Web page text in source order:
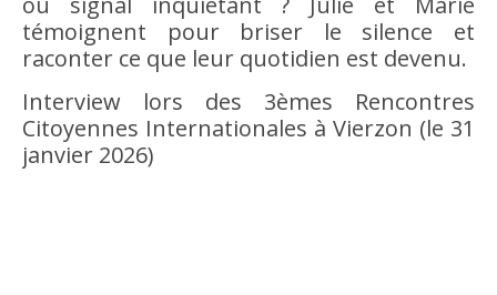
témoignent pour briser le silence et
raconter ce que leur quotidien est devenu.
Interview lors des 3èmes Rencontres
Citoyennes Internationales à Vierzon (le 31
janvier 2026)